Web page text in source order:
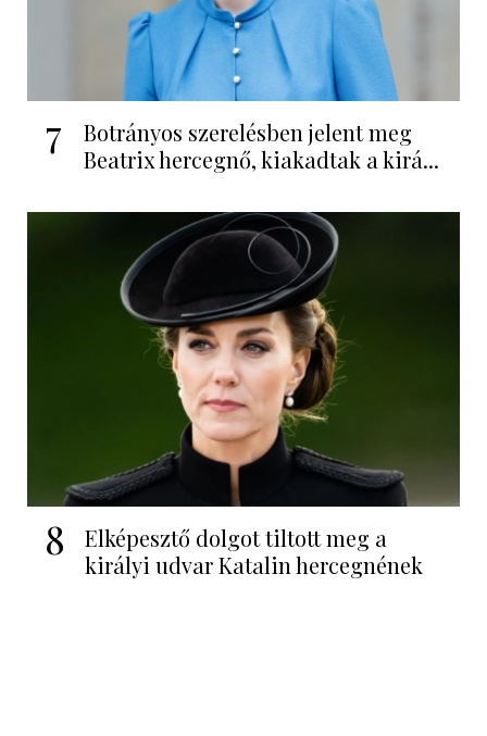
7
Botrányos szerelésben jelent meg
Beatrix hercegnő, kiakadtak a kirá...
8
Elképesztő dolgot tiltott meg a
királyi udvar Katalin hercegnének